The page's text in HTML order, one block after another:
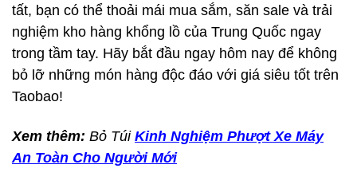
tất, bạn có thể thoải mái mua sắm, săn sale và trải
nghiệm kho hàng khổng lồ của Trung Quốc ngay
trong tầm tay. Hãy bắt đầu ngay hôm nay để không
bỏ lỡ những món hàng độc đáo với giá siêu tốt trên
Taobao!
Xem thêm: Bỏ Túi Kinh Nghiệm Phượt Xe Máy
An Toàn Cho Người Mới